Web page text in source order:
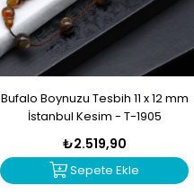
Bufalo Boynuzu Tesbih 11 x 12 mm
İstanbul Kesim - T-1905
₺2.519,90
Sepete Ekle